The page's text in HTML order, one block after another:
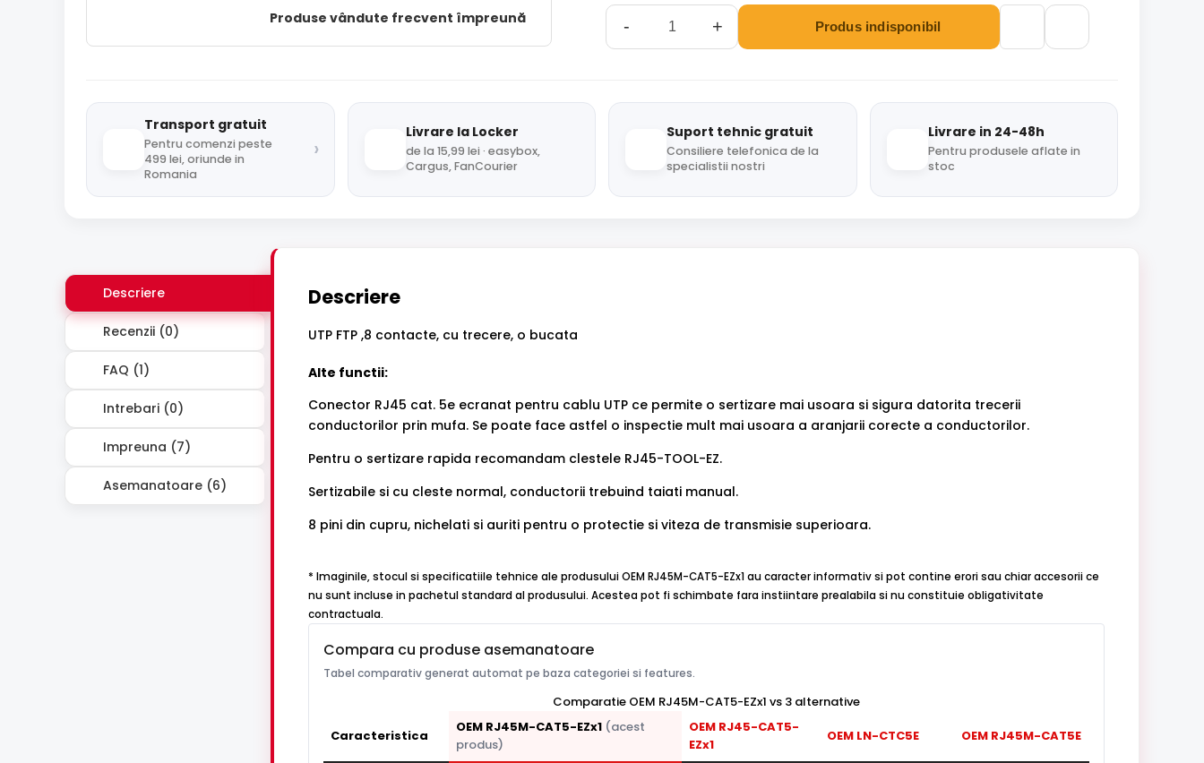
Produse vândute frecvent împreună - + Produs indisponibil
Transport gratuit
Pentru comenzi peste
499 lei, oriunde in
Romania
›
Livrare la Locker
de la 15,99 lei · easybox,
Cargus, FanCourier
Suport tehnic gratuit
Consiliere telefonica de la
specialistii nostri
Livrare in 24-48h
Pentru produsele aflate in
stoc
Descriere
Recenzii (0)
FAQ (1)
Intrebari (0)
Impreuna (7)
Asemanatoare (6)
Descriere
UTP FTP ,8 contacte, cu trecere, o bucata
Alte functii:
Conector RJ45 cat. 5e ecranat pentru cablu UTP ce permite o sertizare mai usoara si sigura datorita trecerii
conductorilor prin mufa. Se poate face astfel o inspectie mult mai usoara a aranjarii corecte a conductorilor.
Pentru o sertizare rapida recomandam clestele RJ45-TOOL-EZ.
Sertizabile si cu cleste normal, conductorii trebuind taiati manual.
8 pini din cupru, nichelati si auriti pentru o protectie si viteza de transmisie superioara.
* Imaginile, stocul si specificatiile tehnice ale produsului OEM RJ45M-CAT5-EZx1 au caracter informativ si pot contine erori sau chiar accesorii ce
nu sunt incluse in pachetul standard al produsului. Acestea pot fi schimbate fara instiintare prealabila si nu constituie obligativitate
contractuala.
Compara cu produse asemanatoare
Tabel comparativ generat automat pe baza categoriei si features.
Comparatie OEM RJ45M-CAT5-EZx1 vs 3 alternative
Caracteristica
OEM RJ45M-CAT5-EZx1 (acest
produs)
OEM RJ45-CAT5-
EZx1
OEM LN-CTC5E OEM RJ45M-CAT5E